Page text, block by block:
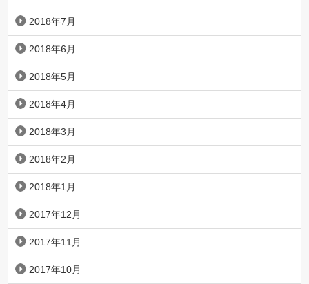
2018年7月
2018年6月
2018年5月
2018年4月
2018年3月
2018年2月
2018年1月
2017年12月
2017年11月
2017年10月